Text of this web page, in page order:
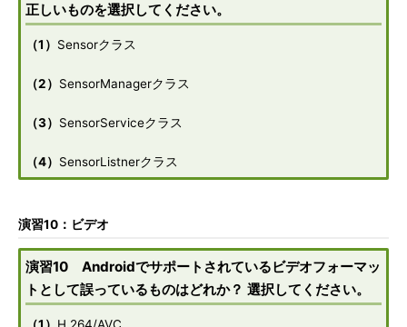
正しいものを選択してください。
（1） Sensorクラス
（2） SensorManagerクラス
（3） SensorServiceクラス
（4） SensorListnerクラス
演習10：ビデオ
演習10 Androidでサポートされているビデオフォーマッ
トとして誤っているものはどれか？ 選択してください。